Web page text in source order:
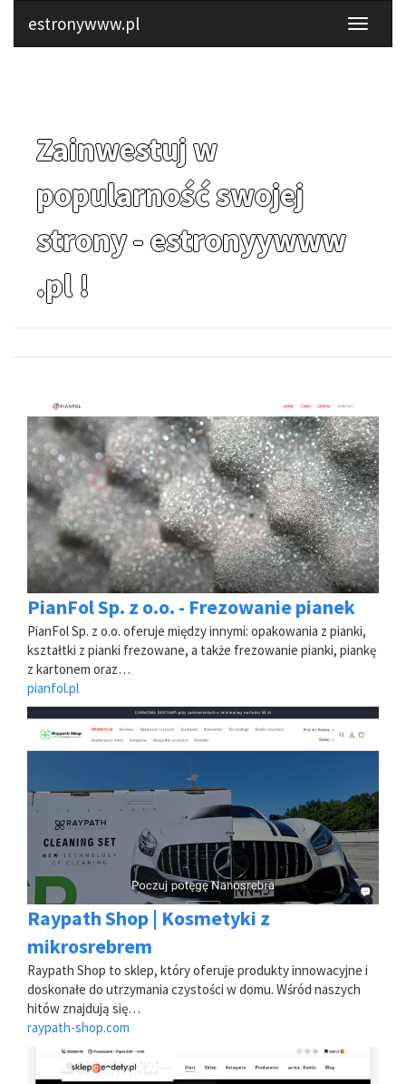
estronywww.pl
Zainwestuj w
popularność swojej
strony - estronyywww
.pl !
PianFol Sp. z o.o. - Frezowanie pianek
PianFol Sp. z o.o. oferuje między innymi: opakowania z pianki,
kształtki z pianki frezowane, a także frezowanie pianki, piankę
z kartonem oraz…
pianfol.pl
Raypath Shop | Kosmetyki z
mikrosrebrem
Raypath Shop to sklep, który oferuje produkty innowacyjne i
doskonałe do utrzymania czystości w domu. Wśród naszych
hitów znajdują się…
raypath-shop.com